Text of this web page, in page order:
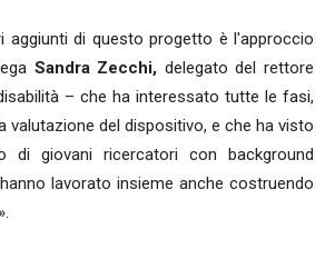
aggiunti di questo progetto è l'approccio
Sandra Zecchi, delegato del rettore
– che ha interessato tutte le fasi,
valutazione del dispositivo, e che ha visto
di giovani ricercatori con background
lavorato insieme anche costruendo